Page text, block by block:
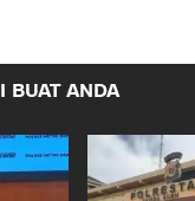
BUAT ANDA